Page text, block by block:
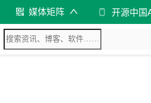
媒体矩阵 开源中国